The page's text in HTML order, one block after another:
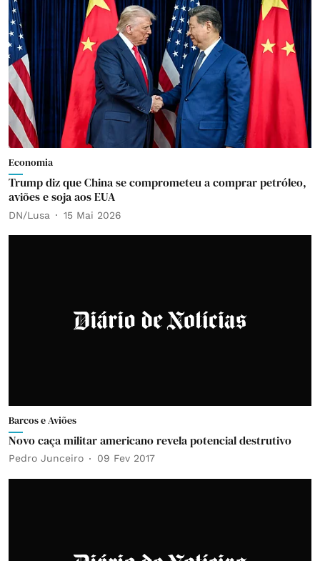
Economia
Trump diz que China se comprometeu a comprar petróleo,
aviões e soja aos EUA
DN/Lusa 15 Mai 2026
Barcos e Aviões
Novo caça militar americano revela potencial destrutivo
Pedro Junceiro 09 Fev 2017